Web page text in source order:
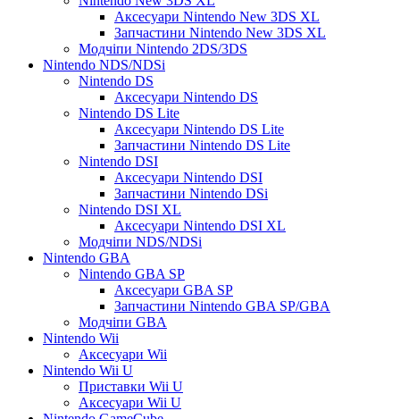
Аксесуари Nintendo New 3DS XL
Запчастини Nintendo New 3DS XL
Модчіпи Nintendo 2DS/3DS
Nintendo NDS/NDSi
Nintendo DS
Аксесуари Nintendo DS
Nintendo DS Lite
Аксесуари Nintendo DS Lite
Запчастини Nintendo DS Lite
Nintendo DSI
Аксесуари Nintendo DSI
Запчастини Nintendo DSi
Nintendo DSI XL
Аксесуари Nintendo DSI XL
Модчіпи NDS/NDSi
Nintendo GBA
Nintendo GBA SP
Аксесуари GBA SP
Запчастини Nintendo GBA SP/GBA
Модчіпи GBA
Nintendo Wii
Аксесуари Wii
Nintendo Wii U
Приставки Wii U
Аксесуари Wii U